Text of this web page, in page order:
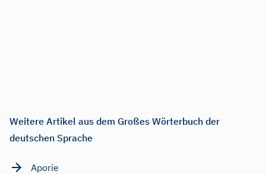
Weitere Artikel aus dem Großes Wörterbuch der
deutschen Sprache
Aporie